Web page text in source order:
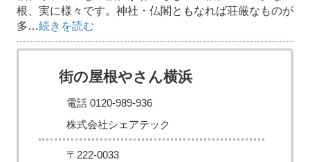
根、実に様々です。神社・仏閣ともなれば荘厳なものが
多…続きを読む
街の屋根やさん横浜
電話 0120-989-936
株式会社シェアテック
〒222-0033